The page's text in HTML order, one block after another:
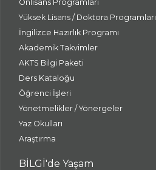
Önlisans Programları
Yüksek Lisans / Doktora Programları
İngilizce Hazırlık Programı
Akademik Takvimler
AKTS Bilgi Paketi
Ders Kataloğu
Öğrenci İşleri
Yönetmelikler / Yönergeler
Yaz Okulları
Araştırma
BİLGİ'de Yaşam